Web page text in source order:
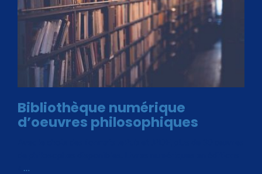
Bibliothèque numérique
d’oeuvres philosophiques
…